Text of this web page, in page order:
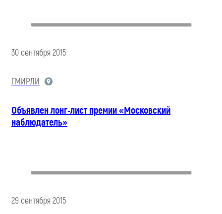
30 сентября 2015
ГМИРЛИ
Объявлен лонг-лист премии «Московский
наблюдатель»
29 сентября 2015